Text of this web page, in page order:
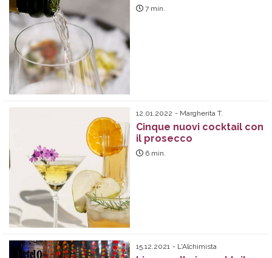
7 min.
12.01.2022 Margherita T.
Cinque nuovi cocktail con
il prosecco
6 min.
15.12.2021 L'Alchimista